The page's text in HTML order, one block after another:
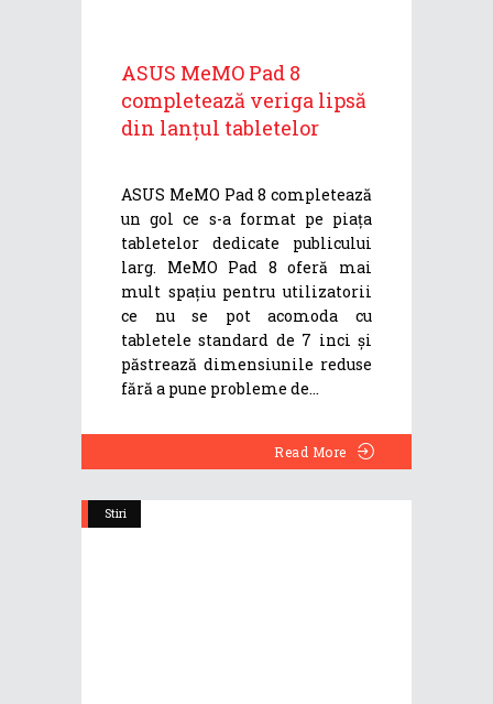
ASUS MeMO Pad 8
completează veriga lipsă
din lanțul tabletelor
ASUS MeMO Pad 8 completează
un gol ce s-a format pe piața
tabletelor dedicate publicului
larg. MeMO Pad 8 oferă mai
mult spațiu pentru utilizatorii
ce nu se pot acomoda cu
tabletele standard de 7 inci și
păstrează dimensiunile reduse
fără a pune probleme de
Read More
Stiri